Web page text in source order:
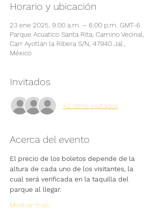
Horario y ubicación
23 ene 2025, 9:00 a.m. – 6:00 p.m. GMT-6
Parque Acuatico Santa Rita, Camino Vecinal,
Carr Ayotlán la Ribera S/N, 47940 Jal.,
México
Invitados
+2 otros invitados
Acerca del evento
El precio de los boletos depende de la
altura de cada uno de los visitantes, la
cual será verificada en la taquilla del
parque al llegar.
Mostrar más